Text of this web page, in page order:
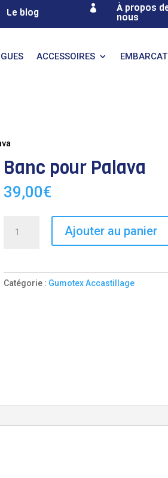
Le blog  À propos
nous
ACCESSOIRES
Banc pour Palava
39,00€
Ajouter au panier
Catégorie : Gumotex Accastillage